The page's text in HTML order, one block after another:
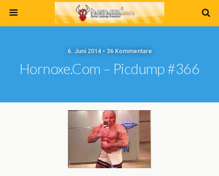
6. Juni 2014 • 36 Kommentare
Hornoxe.com – Picdump #366